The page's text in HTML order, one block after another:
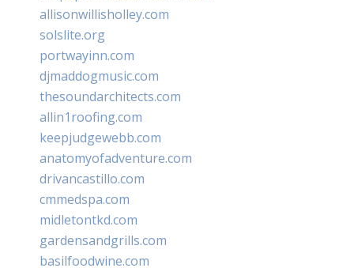
allisonwillisholley.com
solslite.org
portwayinn.com
djmaddogmusic.com
thesoundarchitects.com
allin1roofing.com
keepjudgewebb.com
anatomyofadventure.com
drivancastillo.com
cmmedspa.com
midletontkd.com
gardensandgrills.com
basilfoodwine.com